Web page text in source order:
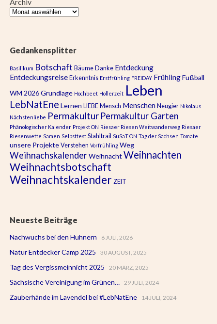
Gedankensplitter
Basilikum Botschaft Bäume Danke Entdeckung
Entdeckungsreise Erkenntnis Erstfrühling FREIDAY FrühlingFußball
WM 2026Grundlage Hochbeet Hollerzeit Leben
LebNatEne Lernen LIEBE Mensch Menschen Neugier Nikolaus
Nächstenliebe Permakultur Permakultur Garten
Phänologischer Kalender Projekt ON Riesaer Riesen Weitwanderweg Riesaer
Riesenwette Samen Selbsttest Stahltrail SuSaT ON Tag der Sachsen Tomate
unsere Projekte Verstehen Vorfrühling Weg
WeihnachskalenderWeihnachtWeihnachten
Weihnachtsbotschaft
Weihnachtskalender ZEIT
Neueste Beiträge
Nachwuchs bei den Hühnern 6 JULI, 2026
Natur Entdecker Camp 2025 30 AUGUST, 2025
Tag des Vergissmeinnicht 2025 20 MÄRZ, 2025
Sächsische Vereinigung im Grünen… 29 JULI, 2024
Zauberhände im Lavendel bei #LebNatEne 14 JULI, 2024